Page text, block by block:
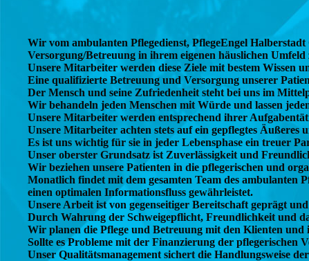
Wir vom ambulanten Pflegedienst, PflegeEngel
Versorgung/Betreuung in ihrem eigenen häuslichen
Unsere Mitarbeiter werden diese Ziele mit bestem Wissen
Eine qualifizierte Betreuung und Versorgung unserer
Der Mensch und seine Zufriedenheit steht bei uns im
Wir behandeln jeden Menschen mit Würde und lassen
Unsere Mitarbeiter werden entsprechend ihrer
Unsere Mitarbeiter achten stets auf ein gepflegtes
Es ist uns wichtig für sie in jeder Lebensphase ein treuer
Unser oberster Grundsatz ist Zuverlässigkeit und
Wir beziehen unsere Patienten in die pflegerischen und
Monatlich findet mit dem gesamten Team des ambulanten
einen optimalen Informationsfluss gewährleistet.
Unsere Arbeit ist von gegenseitiger Bereitschaft geprägt
Durch Wahrung der Schweigepflicht, Freundlichkeit und
Wir planen die Pflege und Betreuung mit den Klienten und
Sollte es Probleme mit der Finanzierung der pflegerischen
Unser Qualitätsmanagement sichert die Handlungsweise